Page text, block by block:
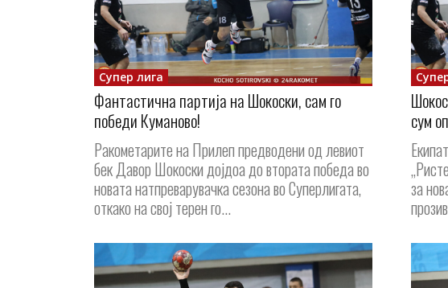
Супер лига
Фантастична партија на Шокоски, сам го
победи Куманово!
Ракометарите на Прилеп предводени од левиот
бек Давор Шокоски дојдоа до втората победа во
новата натпреварувачка сезона во Суперлигата,
откако на свој терен го...
сум
за